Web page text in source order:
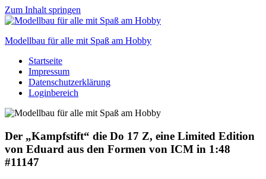
Zum Inhalt springen
Modellbau für alle mit Spaß am Hobby
Scale
modelling
to
Startseite
Impressum
Datenschutzerklärung
Loginbereich
Der „Kampfstift“ die Do 17 Z, eine Limited Edition
von Eduard aus den Formen von ICM in 1:48
#11147